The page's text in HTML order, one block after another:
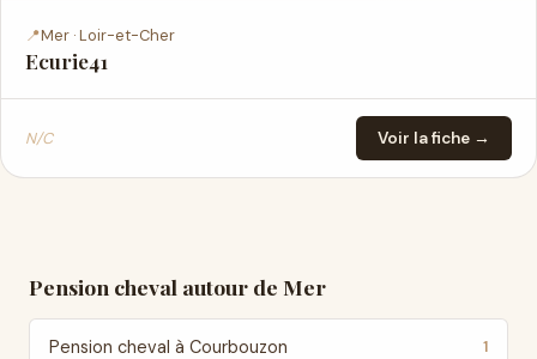
📍Mer · Loir-et-Cher
Ecurie41
N/C Voir la fiche →
Pension cheval autour de Mer
Pension cheval à Courbouzon 1